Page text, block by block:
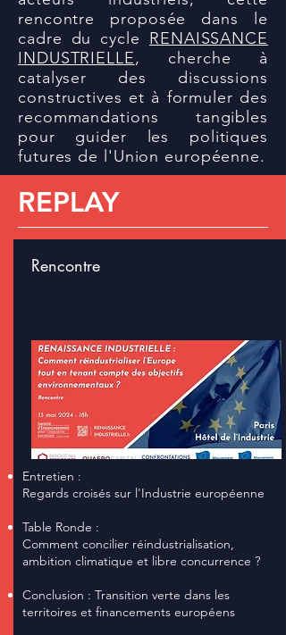
rencontre proposée dans le
cadre du cycle RENAISSANCE
INDUSTRIELLE, cherche à
catalyser des discussions
constructives et à formuler des
recommandations tangibles
pour guider les politiques
futures de l'Union européenne.
REPLAY
Rencontre
Entretien :
Regards croisés sur l'Industrie européenne
Table Ronde :
Comment concilier réindustrialisation,
ambition climatique et libre concurrence ?
Conclusion : Transition verte dans les
territoires et financements européens